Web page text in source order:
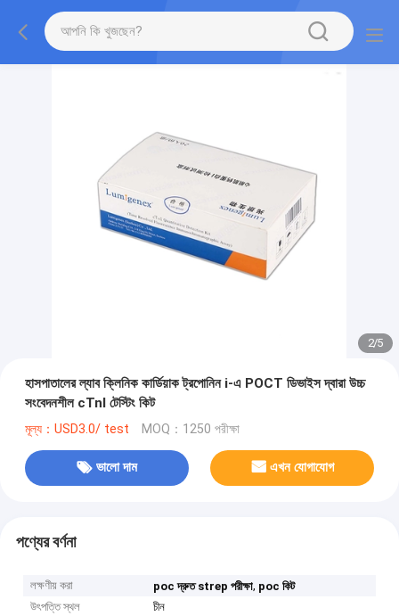
2/5
হাসপাতালের ল্যাব ক্লিনিক কার্ডিয়াক ট্রপোনিন i-এ POCT ডিভাইস দ্বারা উচ্চ
সংবেদনশীল cTnI টেস্টিং কিট
মূল্য：USD3.0/ test MOQ：1250 পরীক্ষা
ভালো দাম এখন যোগাযোগ
পণ্যের বর্ণনা
লক্ষণীয় করা poc দ্রুত strep পরীক্ষা, poc কিট
উৎপত্তি স্থল
চীন